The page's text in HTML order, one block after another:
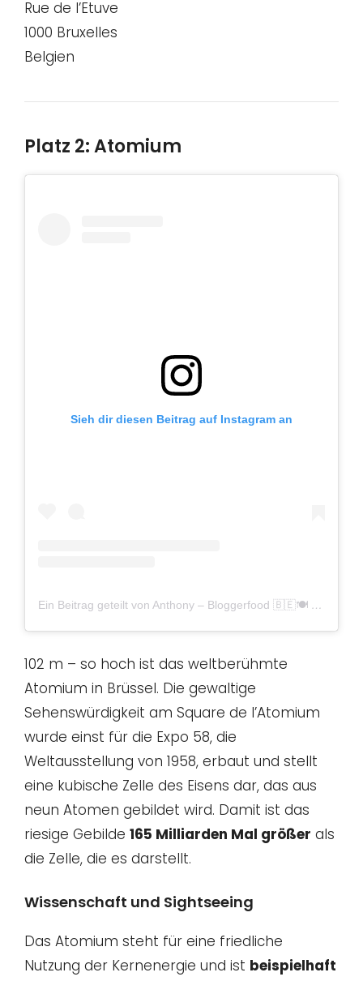
Rue de l’Etuve
1000 Bruxelles
Belgien
Platz 2: Atomium
Sieh dir diesen Beitrag auf Instagram an
Ein Beitrag geteilt von Anthony – Bloggerfood 🇧🇪🍽 (@food_is_my_bestff)
102 m – so hoch ist das weltberühmte
Atomium in Brüssel. Die gewaltige
Sehenswürdigkeit am Square de l’Atomium
wurde einst für die Expo 58, die
Weltausstellung von 1958, erbaut und stellt
eine kubische Zelle des Eisens dar, das aus
neun Atomen gebildet wird. Damit ist das
riesige Gebilde 165 Milliarden Mal größer als
die Zelle, die es darstellt.
Wissenschaft und Sightseeing
Das Atomium steht für eine friedliche
Nutzung der Kernenergie und ist beispielhaft